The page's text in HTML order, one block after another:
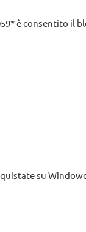
è consentito il
su